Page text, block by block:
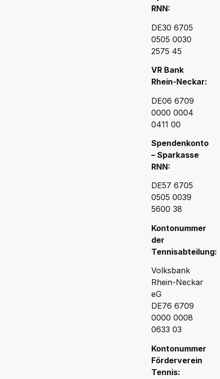
RNN:
DE30 6705
0505 0030
2575 45
VR Bank
Rhein-Neckar:
DE06 6709
0000 0004
0411 00
Spendenkonto
– Sparkasse
RNN:
DE57 6705
0505 0039
5600 38
Kontonummer
der
Tennisabteilung:
Volksbank
Rhein-Neckar
eG
DE76 6709
0000 0008
0633 03
Kontonummer
Förderverein
Tennis: